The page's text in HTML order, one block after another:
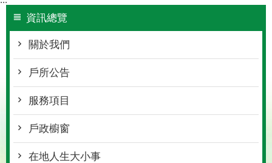
資訊總覽
關於我們
戶所公告
服務項目
戶政櫥窗
在地人生大小事